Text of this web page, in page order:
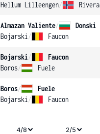
Hellum Lilleengen/ Rivera
Almazan Valiente/
Donski
Bojarski / Faucon
Bojarski/
Faucon
Boros/ Fuele
Boros/
Fuele
Bojarski / Faucon
4/8 2/5